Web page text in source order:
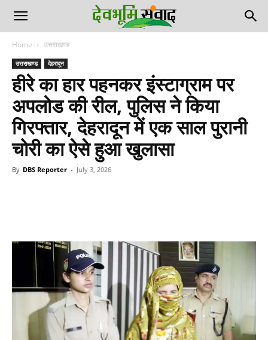
Home उत्तराखण्ड
उत्तराखण्ड देहरादून
हीरे का हार पहनकर इंस्टाग्राम पर
अपलोड की रील, पुलिस ने किया
गिरफ्तार, देहरादून में एक साल पुरानी
चोरी का ऐसे हुआ खुलासा
By DBS Reporter - July 3, 2026